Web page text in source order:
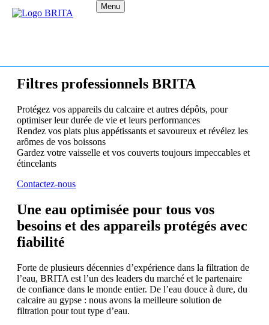
Menu
Filtres professionnels BRITA
Protégez vos appareils du calcaire et autres dépôts, pour
optimiser leur durée de vie et leurs performances
Rendez vos plats plus appétissants et savoureux et révélez les
arômes de vos boissons
Gardez votre vaisselle et vos couverts toujours impeccables et
étincelants
Contactez-nous
Une eau optimisée pour tous vos
besoins et des appareils protégés avec
fiabilité
Forte de plusieurs décennies d’expérience dans la filtration de
l’eau, BRITA est l’un des leaders du marché et le partenaire
de confiance dans le monde entier. De l’eau douce à dure, du
calcaire au gypse : nous avons la meilleure solution de
filtration pour tout type d’eau.